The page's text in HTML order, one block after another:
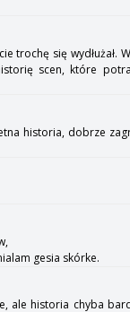
trochę się
scen, które
historia, dobrze
gesia skórke.
ale historia chyba